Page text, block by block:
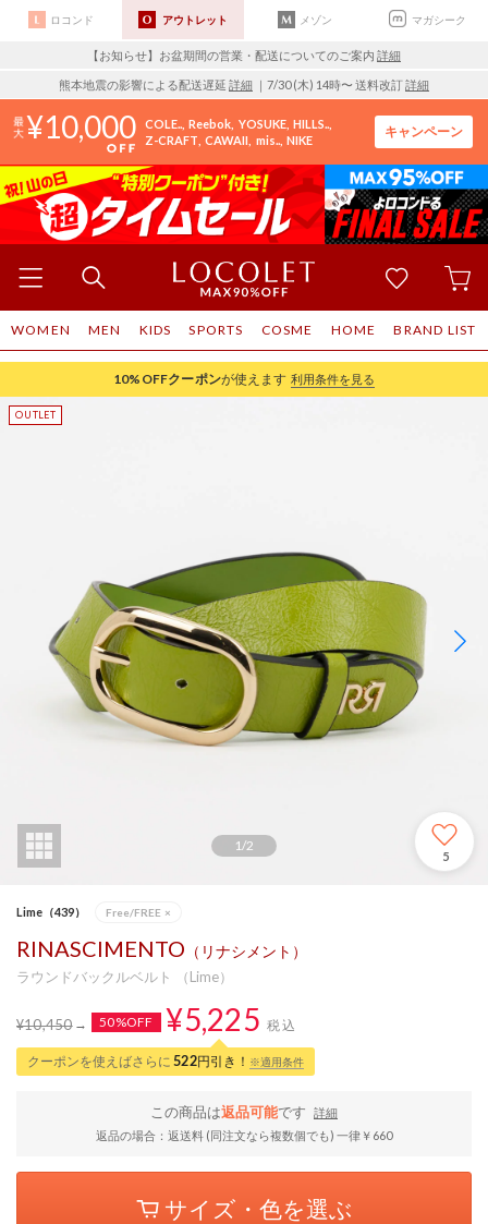
ロコンド アウトレット メゾン マガシーク
【お知らせ】お盆期間の営業・配送についてのご案内 詳細
熊本地震の影響による配送遅延 詳細 ｜7/30 (木) 14時〜 送料改訂詳細
10,000 COLE.. Reebok YOSUKE HILLS..
Z-CRAFT CAWAII mis.. NIKE
キャンペーン
WOMEN MEN KIDS SPORTS COSME HOME BRAND LIST
10%OFFクーポンが使えます 利用条件を見る
1/2
5
Lime（439） Free/FREE ×
RINASCIMENTO （リナシメント）
ラウンドバックルベルト （Lime）
¥10,450 50%OFF ¥5,225 税込
クーポンを使えばさらに 522円引き！ ※適用条件
この商品は返品可能です
詳細
返品の場合：返送料 (同注文なら複数個でも) 一律￥660
サイズ・色を選ぶ